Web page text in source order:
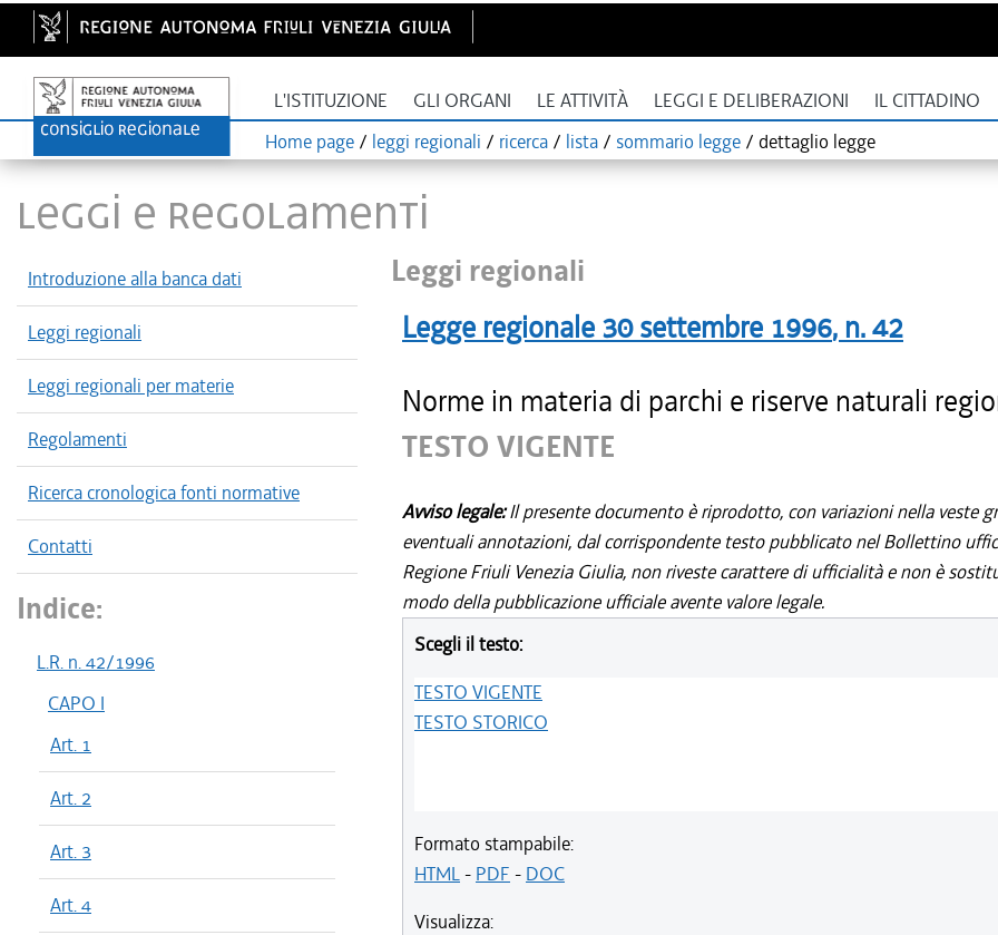
L'ISTITUZIONE GLI ORGANI LE ATTIVITÀ LEGGI E DELIBERAZIONI IL CITTADINO
Home page / leggi regionali / ricerca / lista / sommario legge / dettaglio legge
LEGGI E REGOLAMENTI
Introduzione alla banca dati
Leggi regionali
Leggi regionali per materie
Regolamenti
Ricerca cronologica fonti normative
Contatti
Indice:
L.R. n. 42/1996
CAPO I
Art. 1
Art. 2
Art. 3
Art. 4
Leggi regionali
Legge regionale 30 settembre 1996, n.42
Norme in materia di parchi e riserve naturali
TESTO VIGENTE
Avviso legale:Il presente documento è riprodotto, con variazioni nella veste
eventuali annotazioni, dal corrispondente testo pubblicato nel Bollettino
Regione Friuli Venezia Giulia, non riveste carattere di ufficialità e non è
modo della pubblicazione ufficiale avente valore legale.
Scegli il testo:
TESTO VIGENTE
TESTO STORICO
Formato stampabile:
HTML- PDF - DOC
Visualizza: